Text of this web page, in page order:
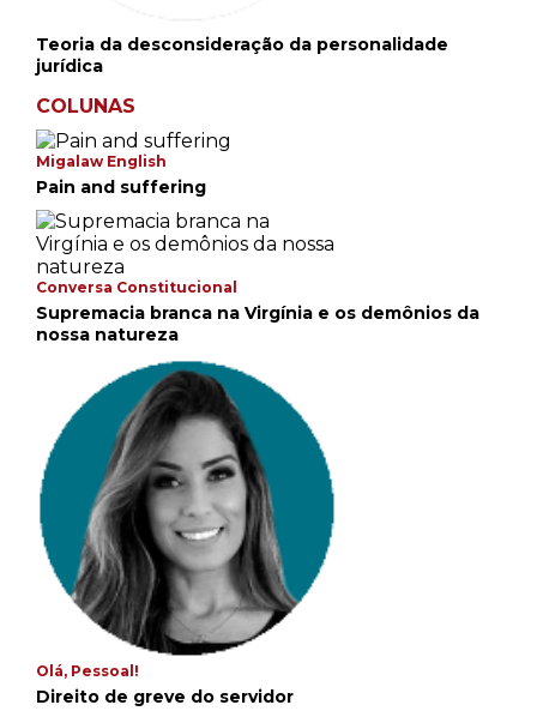
Teoria da desconsideração da personalidade
jurídica
COLUNAS
Migalaw English
Pain and suffering
Conversa Constitucional
Supremacia branca na Virgínia e os demônios da
nossa natureza
Olá, Pessoal!
Direito de greve do servidor